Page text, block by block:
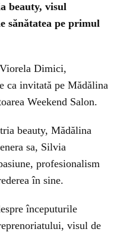
beauty, visul
sănătatea pe primul
Dimici,
ca invitată pe Mădălina
Weekend Salon.
beauty, Mădălina
sa, Silvia
profesionalism
în sine.
începuturile
visul de